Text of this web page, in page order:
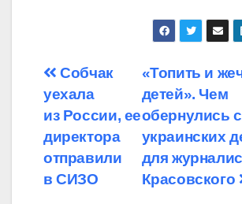
Навигация
по
записям
«Топить и
детей». Чем
обернулись
украинских
для
Красовского
Собчак
уехала
из России, ее
директора
отправили
в СИЗО